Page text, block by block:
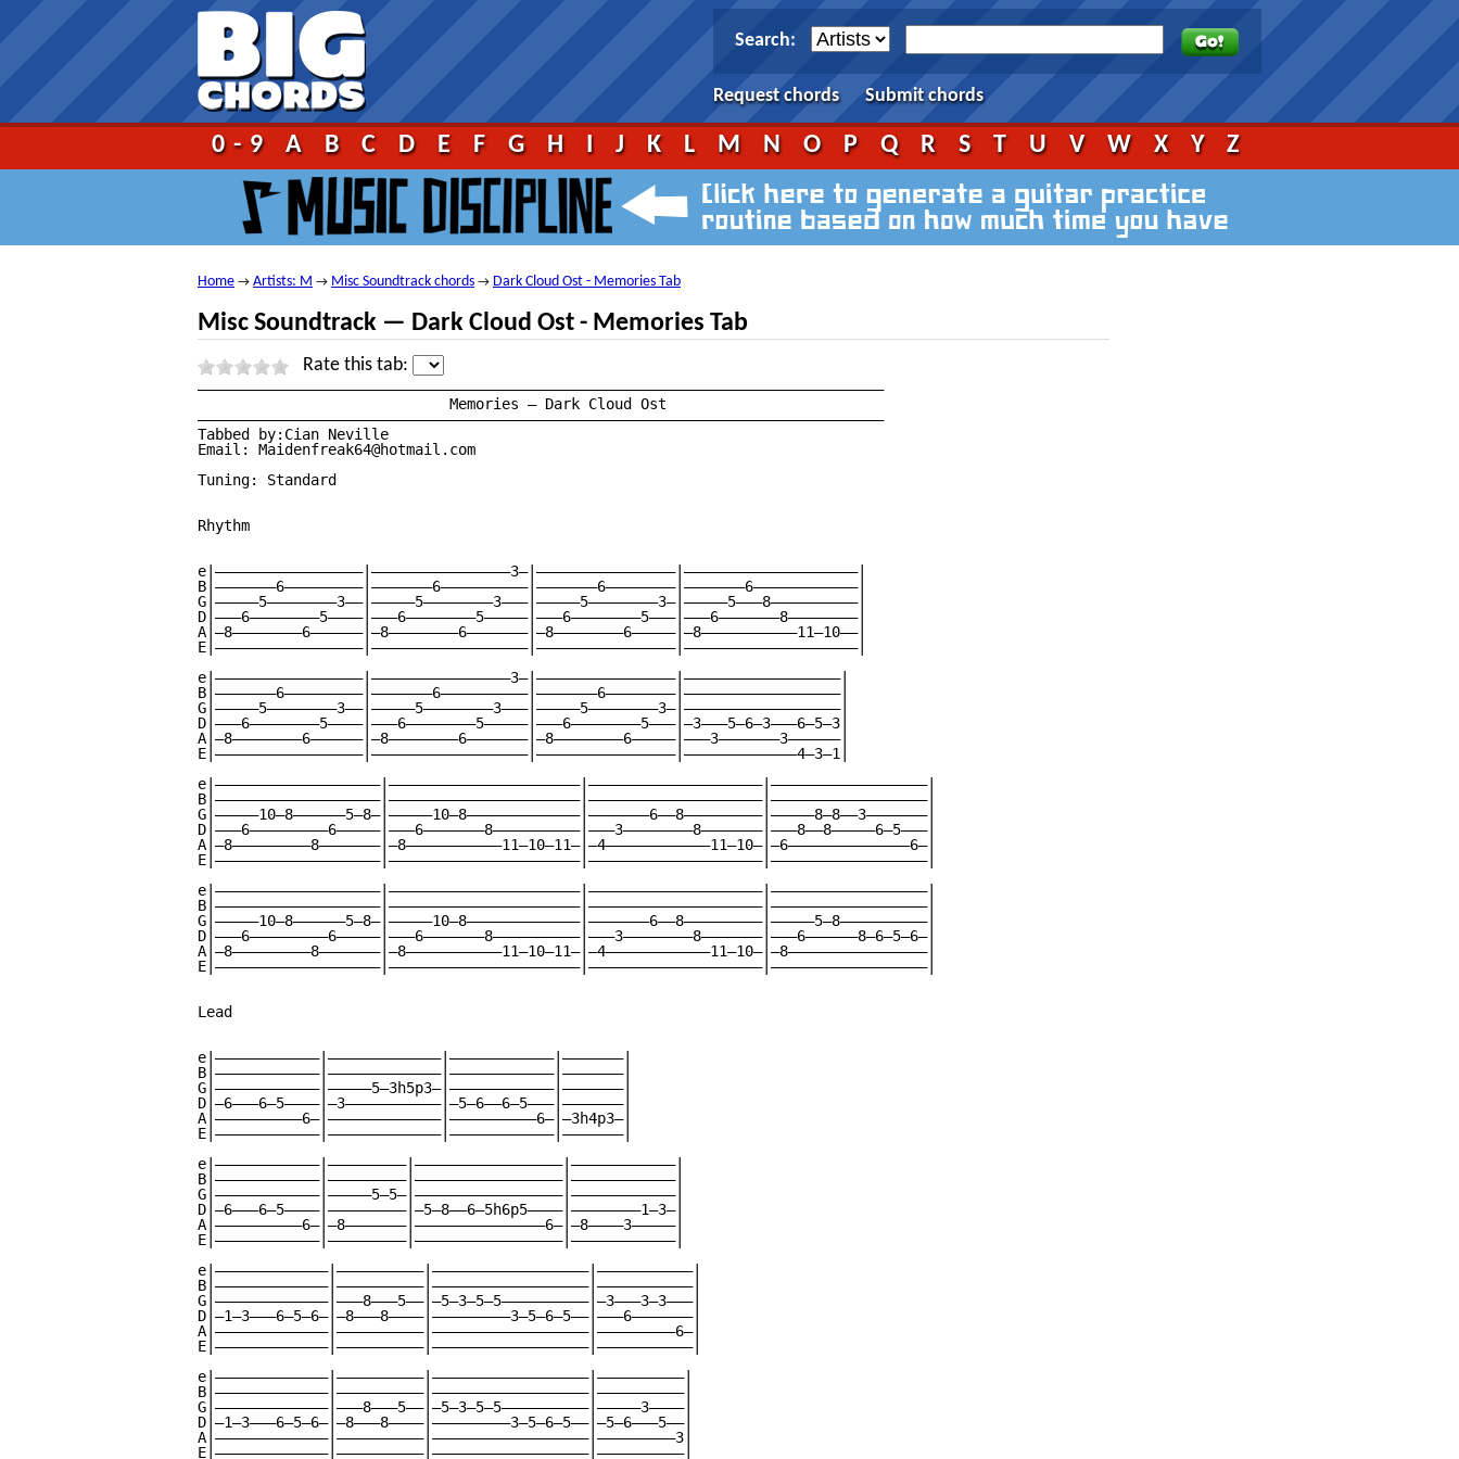
Search:
Request chords Submit chords
0-9 A B C D E F G H I J K L M N O P Q R S T U V W X Y Z
Home → Artists: M → Misc Soundtrack chords → Dark Cloud Ost - Memories Tab
Misc Soundtrack — Dark Cloud Ost - Memories Tab
Rate this tab:
———————————————————————————————————————————————————————————————————————————————
———————————————————————————————————————————————————————————————————————————————
Tabbed by:Cian Neville
Email: Maidenfreak64@hotmail.com
Tuning: Standard
Rhythm
e|—————————————————|————————————————3—|————————————————|————————————————————|
B|———————6—————————|———————6——————————|———————6————————|———————6————————————|
G|—————5————————3——|—————5————————3———|—————5————————3—|—————5———8——————————|
D|———6————————5————|———6————————5—————|———6————————5———|———6———————8————————|
A|—8————————6——————|—8————————6———————|—8————————6—————|—8———————————11—10——|
E|—————————————————|——————————————————|————————————————|————————————————————|
e|—————————————————|————————————————3—|————————————————|——————————————————|
B|———————6—————————|———————6——————————|———————6————————|——————————————————|
G|—————5————————3——|—————5————————3———|—————5————————3—|——————————————————|
D|———6————————5————|———6————————5—————|———6————————5———|—3———5—6—3———6—5—3|
A|—8————————6——————|—8————————6———————|—8————————6—————|———3———————3——————|
E|—————————————————|——————————————————|————————————————|—————————————4—3—1|
e|———————————————————|——————————————————————|————————————————————|——————————————————|
B|———————————————————|——————————————————————|————————————————————|——————————————————|
G|—————10—8——————5—8—|—————10—8—————————————|———————6——8—————————|—————8—8——3———————|
D|———6—————————6—————|———6———————8——————————|———3————————8———————|———8——8—————6—5———|
A|—8—————————8———————|—8———————————11—10—11—|—4————————————11—10—|—6——————————————6—|
E|———————————————————|——————————————————————|————————————————————|——————————————————|
e|———————————————————|——————————————————————|————————————————————|——————————————————|
B|———————————————————|——————————————————————|————————————————————|——————————————————|
G|—————10—8——————5—8—|—————10—8—————————————|———————6——8—————————|—————5—8——————————|
D|———6—————————6—————|———6———————8——————————|———3————————8———————|———6——————8—6—5—6—|
A|—8—————————8———————|—8———————————11—10—11—|—4————————————11—10—|—8————————————————|
E|———————————————————|——————————————————————|————————————————————|——————————————————|
Lead
e|————————————|—————————————|————————————|———————|
B|————————————|—————————————|————————————|———————|
G|————————————|—————5—3h5p3—|————————————|———————|
D|—6———6—5————|—3———————————|—5—6——6—5———|———————|
A|——————————6—|—————————————|——————————6—|—3h4p3—|
E|————————————|—————————————|————————————|———————|
e|————————————|—————————|—————————————————|————————————|
B|————————————|—————————|—————————————————|————————————|
G|————————————|—————5—5—|—————————————————|————————————|
D|—6———6—5————|—————————|—5—8——6—5h6p5————|————————1—3—|
A|——————————6—|—8———————|———————————————6—|—8————3—————|
E|————————————|—————————|—————————————————|————————————|
e|—————————————|——————————|——————————————————|———————————|
B|—————————————|——————————|——————————————————|———————————|
G|—————————————|———8———5——|—5—3—5—5——————————|—3———3—3———|
D|—1—3———6—5—6—|—8———8————|—————————3—5—6—5——|———6———————|
A|—————————————|——————————|——————————————————|—————————6—|
E|—————————————|——————————|——————————————————|———————————|
e|—————————————|——————————|——————————————————|——————————|
B|—————————————|——————————|——————————————————|——————————|
G|—————————————|———8———5——|—5—3—5—5——————————|—————3————|
D|—1—3———6—5—6—|—8———8————|—————————3—5—6—5——|—5—6———5——|
A|—————————————|——————————|——————————————————|—————————3|
E|—————————————|——————————|——————————————————|——————————|